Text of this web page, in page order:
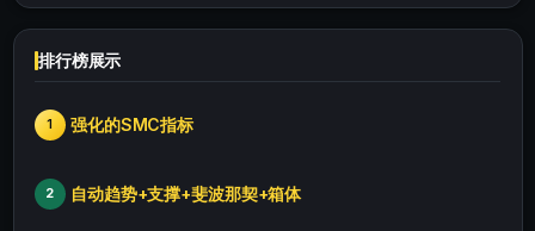
排行榜展示
1 强化的SMC指标
2 自动趋势+支撑+斐波那契+箱体